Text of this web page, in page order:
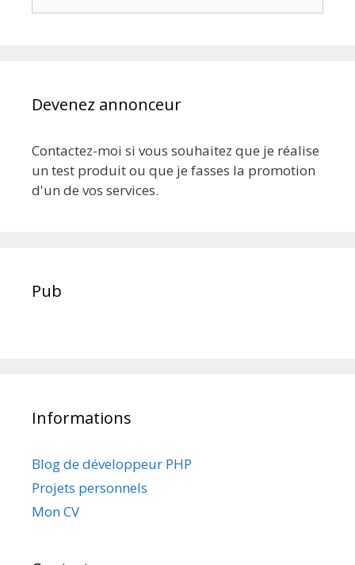
Devenez annonceur
Contactez-moi si vous souhaitez que je réalise
un test produit ou que je fasses la promotion
d'un de vos services.
Pub
Informations
Blog de développeur PHP
Projets personnels
Mon CV